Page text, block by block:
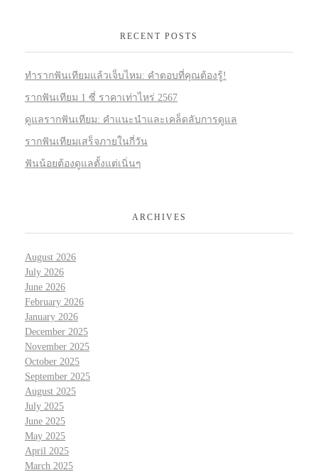
RECENT POSTS
ทำรากฟันเทียมแล้วเจ็บไหม: คำตอบที่คุณต้องรู้!
รากฟันเทียม 1 ซี่ ราคาเท่าไหร่ 2567
ดูแลรากฟันเทียม: คำแนะนำและเคล็ดลับการดูแล
รากฟันเทียมเสร็จภายในกี่วัน
ฟันน้อยต้องดูแลตั้งแต่เนิ่นๆ
ARCHIVES
August 2026
July 2026
June 2026
February 2026
January 2026
December 2025
November 2025
October 2025
September 2025
August 2025
July 2025
June 2025
May 2025
April 2025
March 2025